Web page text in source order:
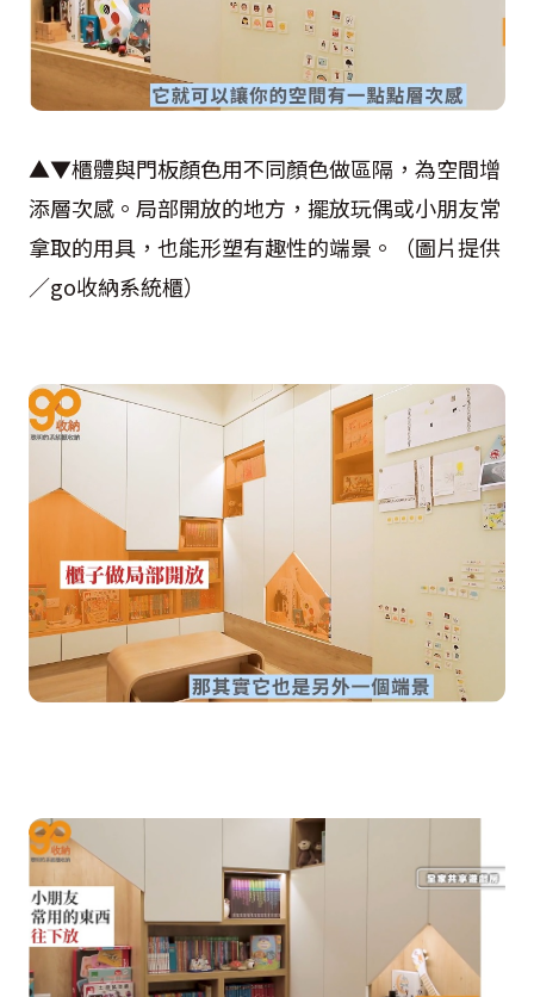
▲▼櫃體與門板顏色用不同顏色做區隔，為空間增
添層次感。局部開放的地方，擺放玩偶或小朋友常
拿取的用具，也能形塑有趣性的端景。（圖片提供
／go收納系統櫃）